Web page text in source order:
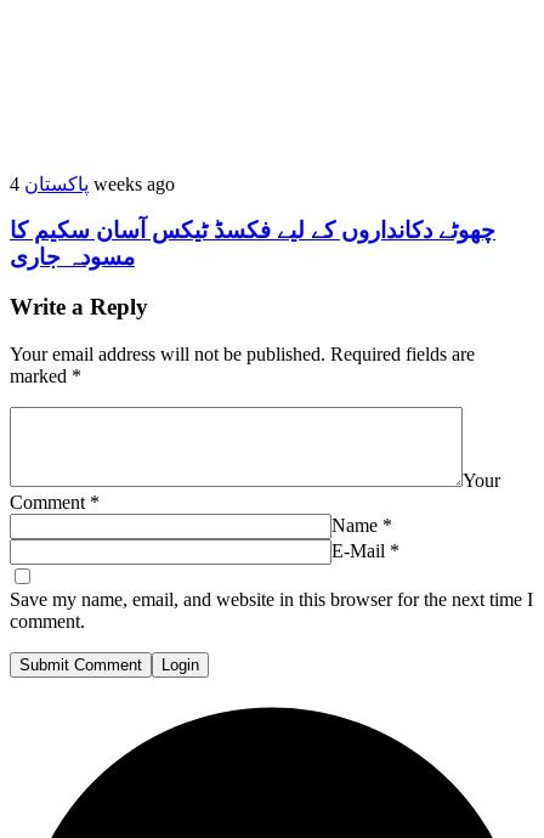
پاکستان 4 weeks ago
چھوٹے دکانداروں کے لیے فکسڈ ٹیکس آسان سکیم کا
مسودہ جاری
Write a Reply
Your email address will not be published. Required fields are
marked *
Your
Comment *
Name *
E-Mail *
Save my name, email, and website in this browser for the next time I
comment.
Submit Comment Login